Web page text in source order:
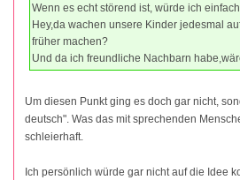
Wenn es echt störend ist, würde ich
Hey,da wachen unsere Kinder jedesmal
früher machen?
Und da ich freundliche Nachbarn
Um diesen Punkt ging es doch gar nicht,
deutsch". Was das mit sprechenden
schleierhaft.
Ich persönlich würde gar nicht auf die Idee